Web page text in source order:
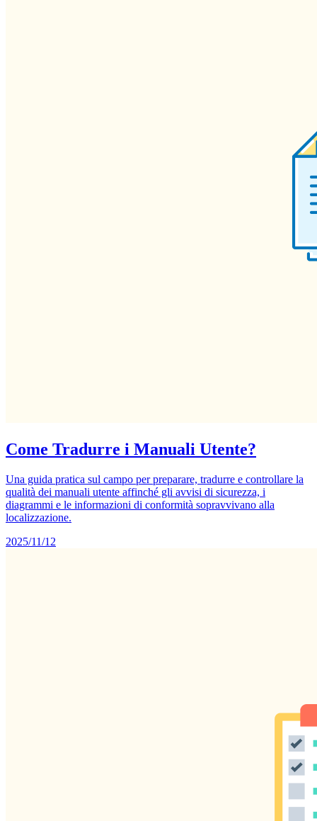
Come Tradurre i Manuali Utente?
Una guida pratica sul campo per preparare, tradurre e controllare la
qualità dei manuali utente affinché gli avvisi di sicurezza, i
diagrammi e le informazioni di conformità sopravvivano alla
localizzazione.
2025/11/12